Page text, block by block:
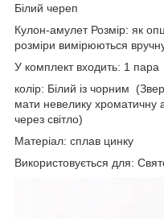
Білий череп
Кулон-амулет Розмір: як
розміри вимірюються
У комплект входить: 1 пара
колір: Білий із чорним
мати невелику хроматичну
через світло)
Матеріал: сплав цинку
Використовується для: